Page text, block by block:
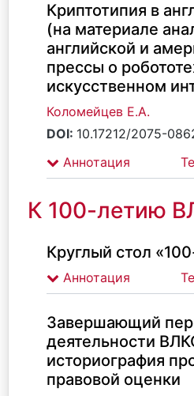
Криптотипия в
(на материале
английской и
прессы о
искусственном
Коломейцев Е.А.
DOI: 10.17212/2075-
Аннотация
К 100-летию
Круглый стол
Аннотация
Завершающий
деятельности
историография
правовой оценки